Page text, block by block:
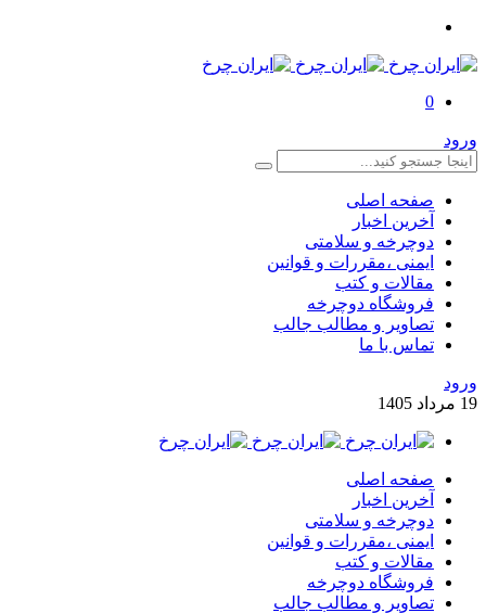
0
ورود
صفحه اصلی
آخرین اخبار
دوچرخه و سلامتی
ایمنی ،مقررات و قوانین
مقالات و کتب
فروشگاه دوچرخه
تصاویر و مطالب جالب
تماس با ما
ورود
19 مرداد 1405
صفحه اصلی
آخرین اخبار
دوچرخه و سلامتی
ایمنی ،مقررات و قوانین
مقالات و کتب
فروشگاه دوچرخه
تصاویر و مطالب جالب